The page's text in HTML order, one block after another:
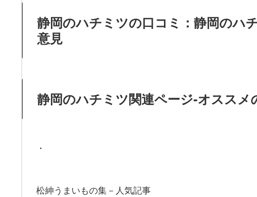
静岡のハチミツの口コミ：静岡のハ
意見
静岡のハチミツ関連ページ-オススメ
・
松紳うまいもの集－人気記事